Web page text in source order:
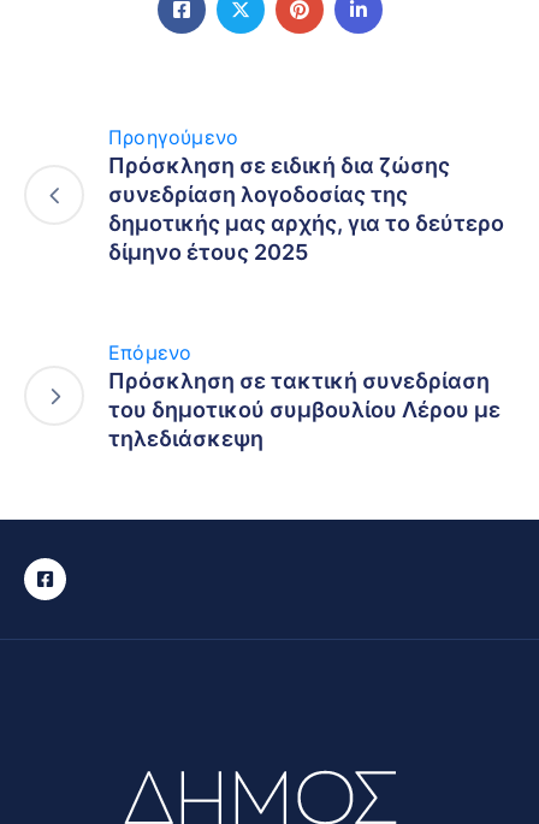
Προηγούμενο
Πρόσκληση σε ειδική δια ζώσης
συνεδρίαση λογοδοσίας της
δημοτικής μας αρχής, για το δεύτερο
δίμηνο έτους 2025
Επόμενο
Πρόσκληση σε τακτική συνεδρίαση
του δημοτικού συμβουλίου Λέρου με
τηλεδιάσκεψη